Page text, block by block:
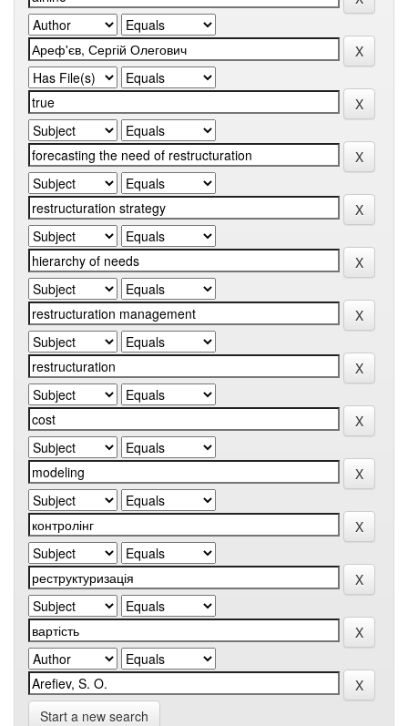
Start a new search